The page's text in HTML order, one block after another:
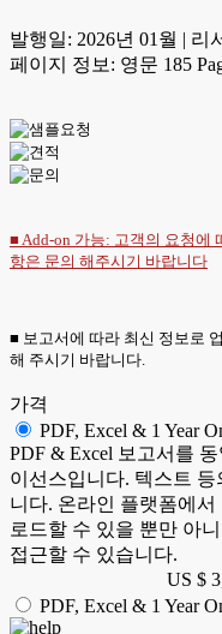
발행일: 2026년 01월 | 리
페이지 정보: 영문 185
■ Add-on 가능: 고객의 요청에
항은 문의 해주시기 바랍니다
■ 보고서에 따라 최신 정보로
해 주시기 바랍니다.
가격
PDF, Excel & 1 Year
PDF & Excel 보고서를
이선스입니다. 텍스트
니다. 온라인 플랫폼에
로드할 수 있을 뿐만 아
접근할 수 있습니다.
US $
PDF, Excel & 1 Year